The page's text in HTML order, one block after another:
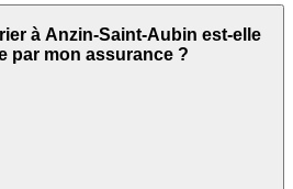
à Anzin-Saint-Aubin est-elle
par mon assurance ?